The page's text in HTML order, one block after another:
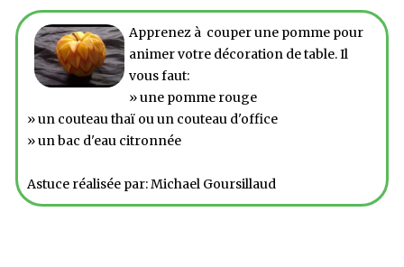
Apprenez à couper une pomme pour
animer votre décoration de table. Il
vous faut:
» une pomme rouge
» un couteau thaï ou un couteau d'office
» un bac d'eau citronnée
Astuce réalisée par: Michael Goursillaud